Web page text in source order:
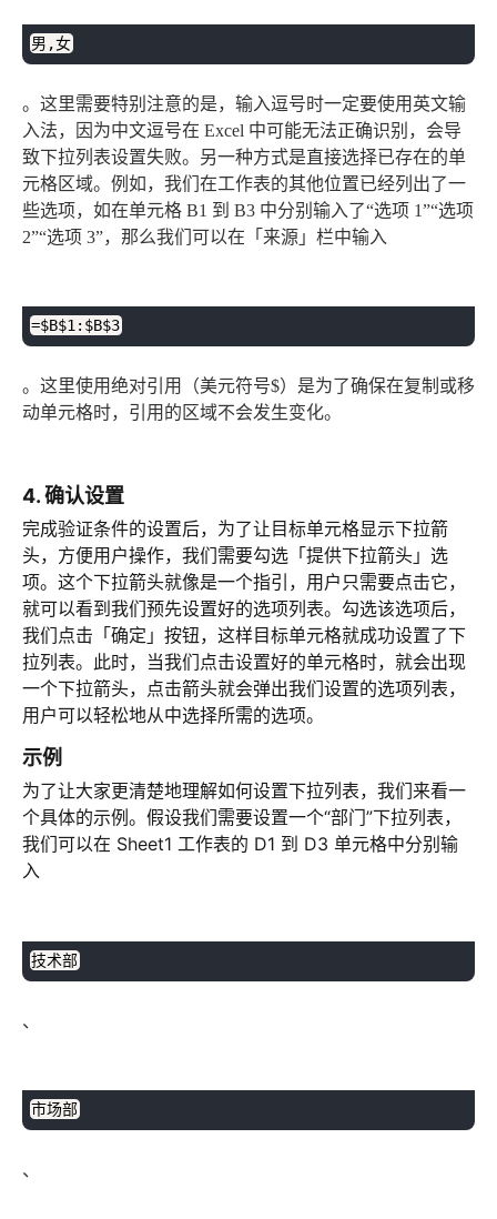
男,女
。这里需要特别注意的是，输入逗号时一定要使用英文输
入法，因为中文逗号在 Excel 中可能无法正确识别，会导
致下拉列表设置失败。另一种方式是直接选择已存在的单
元格区域。例如，我们在工作表的其他位置已经列出了一
些选项，如在单元格 B1 到 B3 中分别输入了“选项 1”“选项
2”“选项 3”，那么我们可以在「来源」栏中输入
=$B$1:$B$3
。这里使用绝对引用（美元符号$）是为了确保在复制或移
动单元格时，引用的区域不会发生变化。
4. 确认设置
完成验证条件的设置后，为了让目标单元格显示下拉箭
头，方便用户操作，我们需要勾选「提供下拉箭头」选
项。这个下拉箭头就像是一个指引，用户只需要点击它，
就可以看到我们预先设置好的选项列表。勾选该选项后，
我们点击「确定」按钮，这样目标单元格就成功设置了下
拉列表。此时，当我们点击设置好的单元格时，就会出现
一个下拉箭头，点击箭头就会弹出我们设置的选项列表，
用户可以轻松地从中选择所需的选项。
示例
为了让大家更清楚地理解如何设置下拉列表，我们来看一
个具体的示例。假设我们需要设置一个“部门”下拉列表，
我们可以在 Sheet1 工作表的 D1 到 D3 单元格中分别输
入
技术部
、
市场部
、